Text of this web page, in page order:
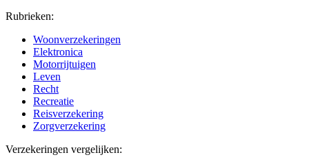
Rubrieken:
Woonverzekeringen
Elektronica
Motorrijtuigen
Leven
Recht
Recreatie
Reisverzekering
Zorgverzekering
Verzekeringen vergelijken: